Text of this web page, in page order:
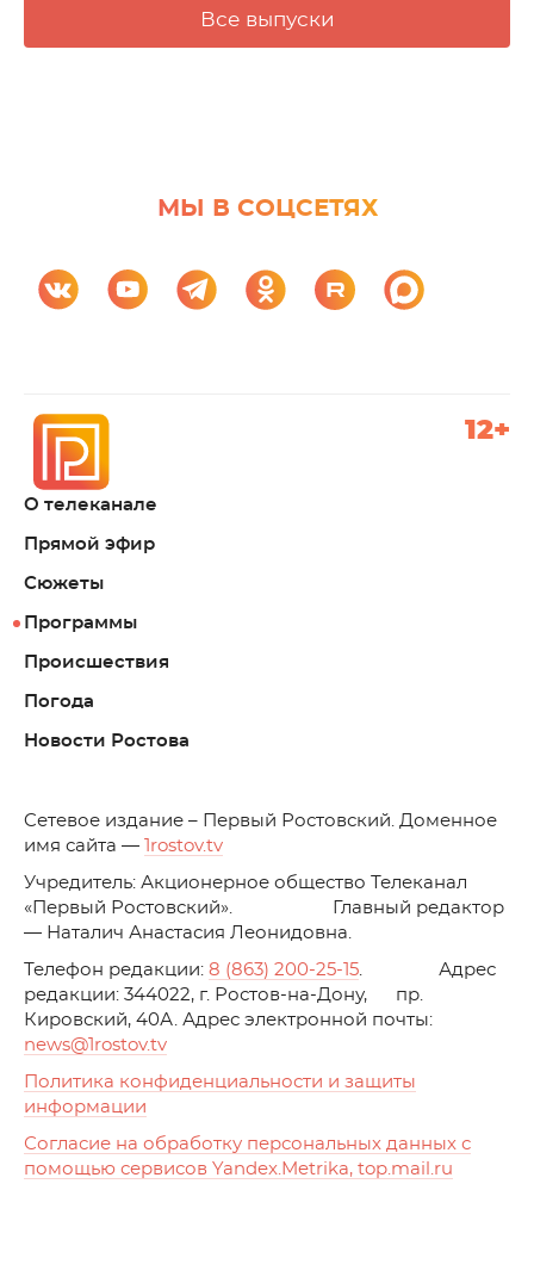
Все выпуски
МЫ В СОЦСЕТЯХ
О телеканале
Прямой эфир
Сюжеты
Программы
Происшествия
Погода
Новости Ростова
12+
Cетевое издание – Первый Ростовский. Доменное
имя сайта —
1rostov.tv
Учредитель: Акционерное общество Телеканал
«Первый Ростовский». Главный редактор
— Наталич Анастасия Леонидовна.
Телефон редакции: 8 (863) 200-25-15. Адрес
редакции: 344022, г. Ростов-на-Дону, пр.
Кировский, 40А. Адрес электронной почты:
news@1rostov.tv
Политика конфиденциальности и защиты
информации
Согласие на обработку персональных данных с
помощью сервисов Yandex.Metrika, top.mail.ru